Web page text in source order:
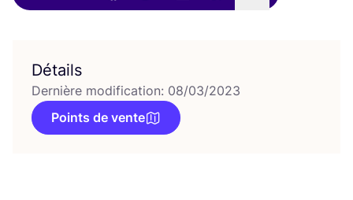
Détails
Dernière modification: 08/03/2023
Points de vente